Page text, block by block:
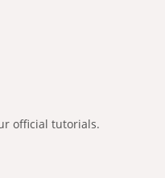
official tutorials.